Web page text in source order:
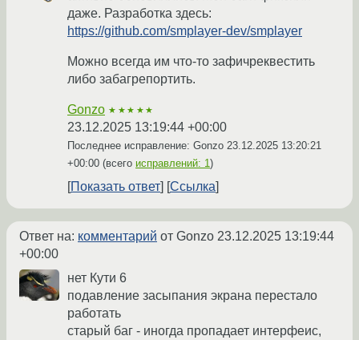
даже. Разработка здесь:
https://github.com/smplayer-dev/smplayer
Можно всегда им что-то зафичреквестить
либо забагрепортить.
Gonzo ★★★★★
23.12.2025 13:19:44 +00:00
Последнее исправление: Gonzo 23.12.2025 13:20:21
+00:00 (всего исправлений: 1 )
Показать ответ Ссылка
Ответ на: комментарий от Gonzo 23.12.2025 13:19:44
+00:00
нет Кути 6
подавление засыпания экрана перестало
работать
старый баг - иногда пропадает интерфеис,